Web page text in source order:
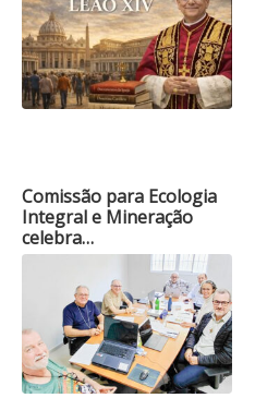
Comissão para Ecologia
Integral e Mineração
celebra…